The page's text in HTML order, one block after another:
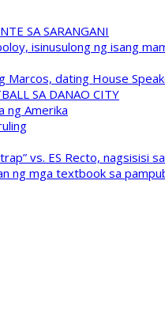
SA SARANGANI
isinusulong ng isang
dating House
SA DANAO CITY
ng Amerika
vs. ES Recto, nagsisisi
ng mga textbook sa